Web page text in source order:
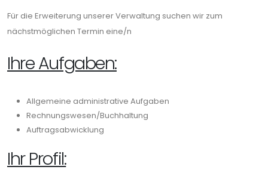
Für die Erweiterung unserer Verwaltung suchen wir zum
nächstmöglichen Termin eine/n
Ihre Aufgaben:
Allgemeine administrative Aufgaben
Rechnungswesen/Buchhaltung
Auftragsabwicklung
Ihr Profil: